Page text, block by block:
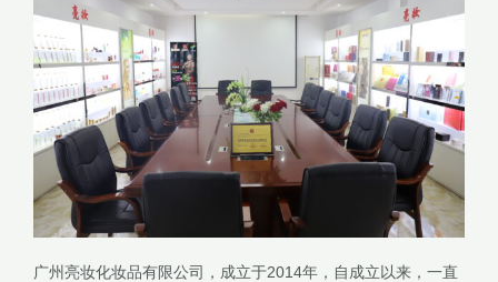
广州亮妆化妆品有限公司，成立于2014年，自成立以来，一直